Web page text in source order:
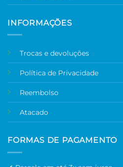
INFORMAÇÕES
Trocas e devoluções
Política de Privacidade
Reembolso
Atacado
FORMAS DE PAGAMENTO